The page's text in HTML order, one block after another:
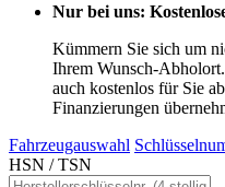
Nur bei uns:
Kümmern Sie sich um
Ihrem Wunsch-
auch kostenlos für Sie
Finanzierungen
Fahrzeugauswahl
HSN / TSN